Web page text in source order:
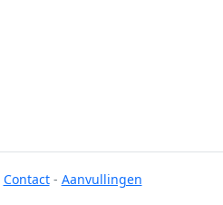
Contact- Aanvullingen